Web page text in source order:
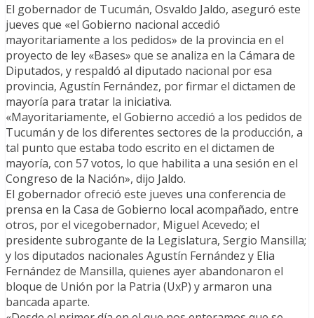
El gobernador de Tucumán, Osvaldo Jaldo, aseguró este
jueves que «el Gobierno nacional accedió
mayoritariamente a los pedidos» de la provincia en el
proyecto de ley «Bases» que se analiza en la Cámara de
Diputados, y respaldó al diputado nacional por esa
provincia, Agustín Fernández, por firmar el dictamen de
mayoría para tratar la iniciativa.
«Mayoritariamente, el Gobierno accedió a los pedidos de
Tucumán y de los diferentes sectores de la producción, a
tal punto que estaba todo escrito en el dictamen de
mayoría, con 57 votos, lo que habilita a una sesión en el
Congreso de la Nación», dijo Jaldo.
El gobernador ofreció este jueves una conferencia de
prensa en la Casa de Gobierno local acompañado, entre
otros, por el vicegobernador, Miguel Acevedo; el
presidente subrogante de la Legislatura, Sergio Mansilla;
y los diputados nacionales Agustín Fernández y Elia
Fernández de Mansilla, quienes ayer abandonaron el
bloque de Unión por la Patria (UxP) y armaron una
bancada aparte.